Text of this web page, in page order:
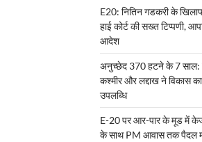
E20: नितिन गडकरी के
हाई कोर्ट की सख्त टिप्पणी,
आदेश
अनुच्छेद 370 हटने के 7 साल:
कश्मीर और लद्दाख ने विकास
उपलब्धि
E-20 पर आर-पार के मूड में
के साथ PM आवास तक पैदल